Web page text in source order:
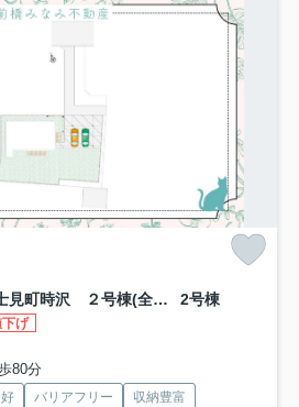
【新築平屋】前橋市富士見町時沢 ２号棟(全２棟) 新築建売分譲 2号棟
げ
80分
バリアフリー
収納豊富